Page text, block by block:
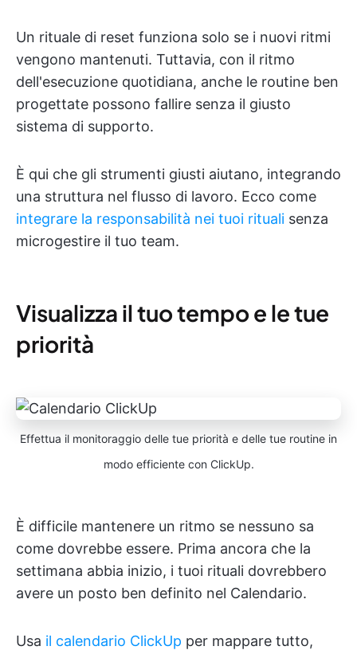
Un rituale di reset funziona solo se i nuovi ritmi
vengono mantenuti. Tuttavia, con il ritmo
dell'esecuzione quotidiana, anche le routine ben
progettate possono fallire senza il giusto
sistema di supporto.
È qui che gli strumenti giusti aiutano, integrando
una struttura nel flusso di lavoro. Ecco come
integrare la responsabilità nei tuoi rituali senza
microgestire il tuo team.
Visualizza il tuo tempo e le tue
priorità
Effettua il monitoraggio delle tue priorità e delle tue routine in
modo efficiente con ClickUp.
È difficile mantenere un ritmo se nessuno sa
come dovrebbe essere. Prima ancora che la
settimana abbia inizio, i tuoi rituali dovrebbero
avere un posto ben definito nel Calendario.
Usa il calendario ClickUp per mappare tutto,